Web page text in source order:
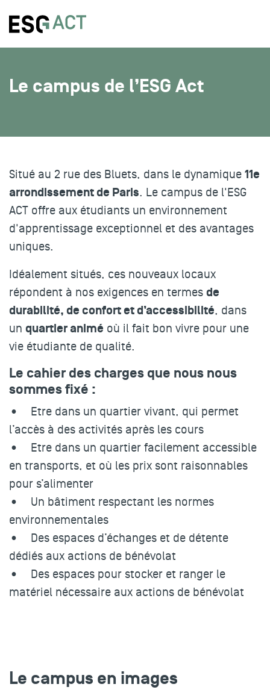
Le campus de l’ESG Act
Situé au 2 rue des Bluets, dans le dynamique 11e
arrondissement de Paris. Le campus de l'ESG
ACT offre aux étudiants un environnement
d'apprentissage exceptionnel et des avantages
uniques.
Idéalement situés, ces nouveaux locaux
répondent à nos exigences en termes de
durabilité, de confort et d’accessibilité, dans
un quartier animé où il fait bon vivre pour une
vie étudiante de qualité.
Le cahier des charges que nous nous
sommes fixé :
• Etre dans un quartier vivant, qui permet
l’accès à des activités après les cours
• Etre dans un quartier facilement accessible
en transports, et où les prix sont raisonnables
pour s’alimenter
• Un bâtiment respectant les normes
environnementales
• Des espaces d’échanges et de détente
dédiés aux actions de bénévolat
• Des espaces pour stocker et ranger le
matériel nécessaire aux actions de bénévolat
Le campus en images